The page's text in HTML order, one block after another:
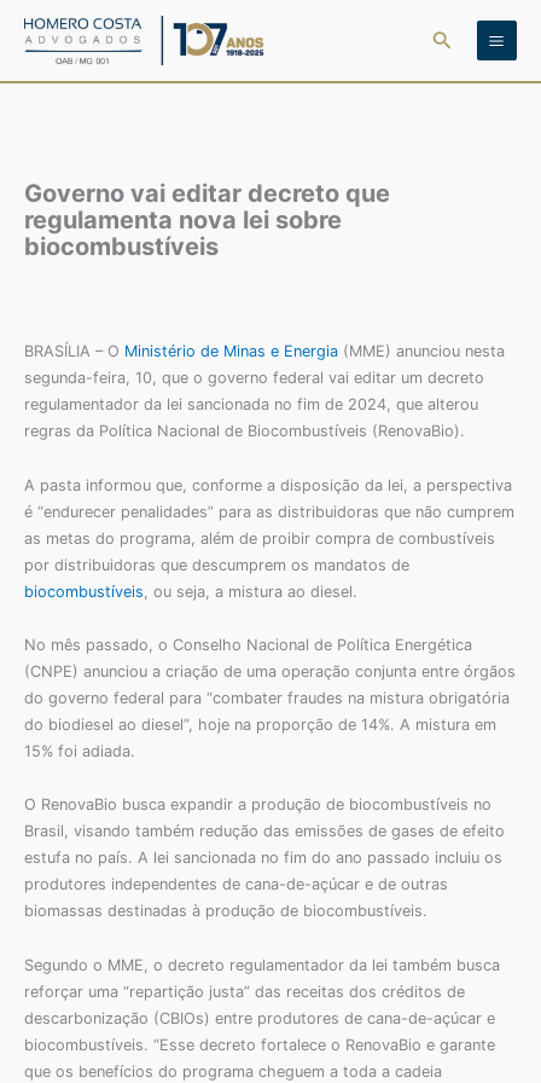
para
Pesquisar
Governo vai editar decreto que
regulamenta nova lei sobre
biocombustíveis
BRASÍLIA – O Ministério de Minas e Energia (MME) anunciou nesta
segunda-feira, 10, que o governo federal vai editar um decreto
regulamentador da lei sancionada no fim de 2024, que alterou
regras da Política Nacional de Biocombustíveis (RenovaBio).
A pasta informou que, conforme a disposição da lei, a perspectiva
é “endurecer penalidades” para as distribuidoras que não cumprem
as metas do programa, além de proibir compra de combustíveis
por distribuidoras que descumprem os mandatos de
biocombustíveis , ou seja, a mistura ao diesel.
No mês passado, o Conselho Nacional de Política Energética
(CNPE) anunciou a criação de uma operação conjunta entre órgãos
do governo federal para “combater fraudes na mistura obrigatória
do biodiesel ao diesel”, hoje na proporção de 14%. A mistura em
15% foi adiada.
O RenovaBio busca expandir a produção de biocombustíveis no
Brasil, visando também redução das emissões de gases de efeito
estufa no país. A lei sancionada no fim do ano passado incluiu os
produtores independentes de cana-de-açúcar e de outras
biomassas destinadas à produção de biocombustíveis.
Segundo o MME, o decreto regulamentador da lei também busca
reforçar uma “repartição justa” das receitas dos créditos de
descarbonização (CBIOs) entre produtores de cana-de-açúcar e
biocombustíveis. “Esse decreto fortalece o RenovaBio e garante
que os benefícios do programa cheguem a toda a cadeia